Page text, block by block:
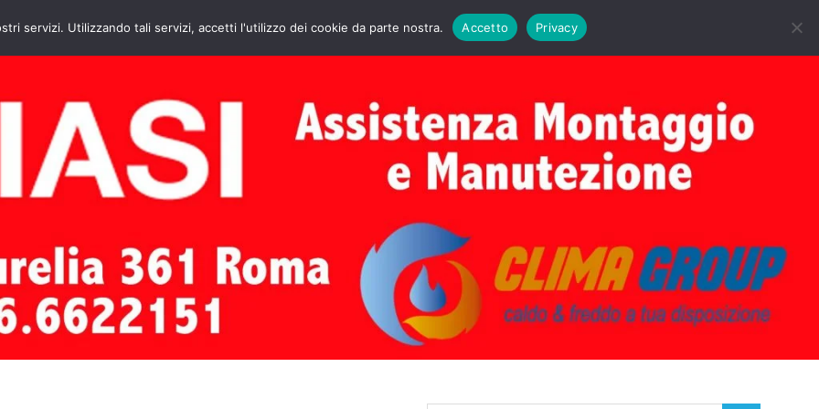
HOME CONTATTI ASSISTENZA CALDAIE BIASI PRIMA ACCENSIONE CALDAIE BIASI
servizi. Utilizzando tali servizi, accetti l'utilizzo dei cookie da parte nostra. Accetto Privacy